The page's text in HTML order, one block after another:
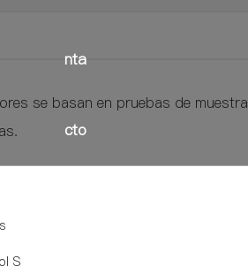
nta
cto
se basan en pruebas de
S